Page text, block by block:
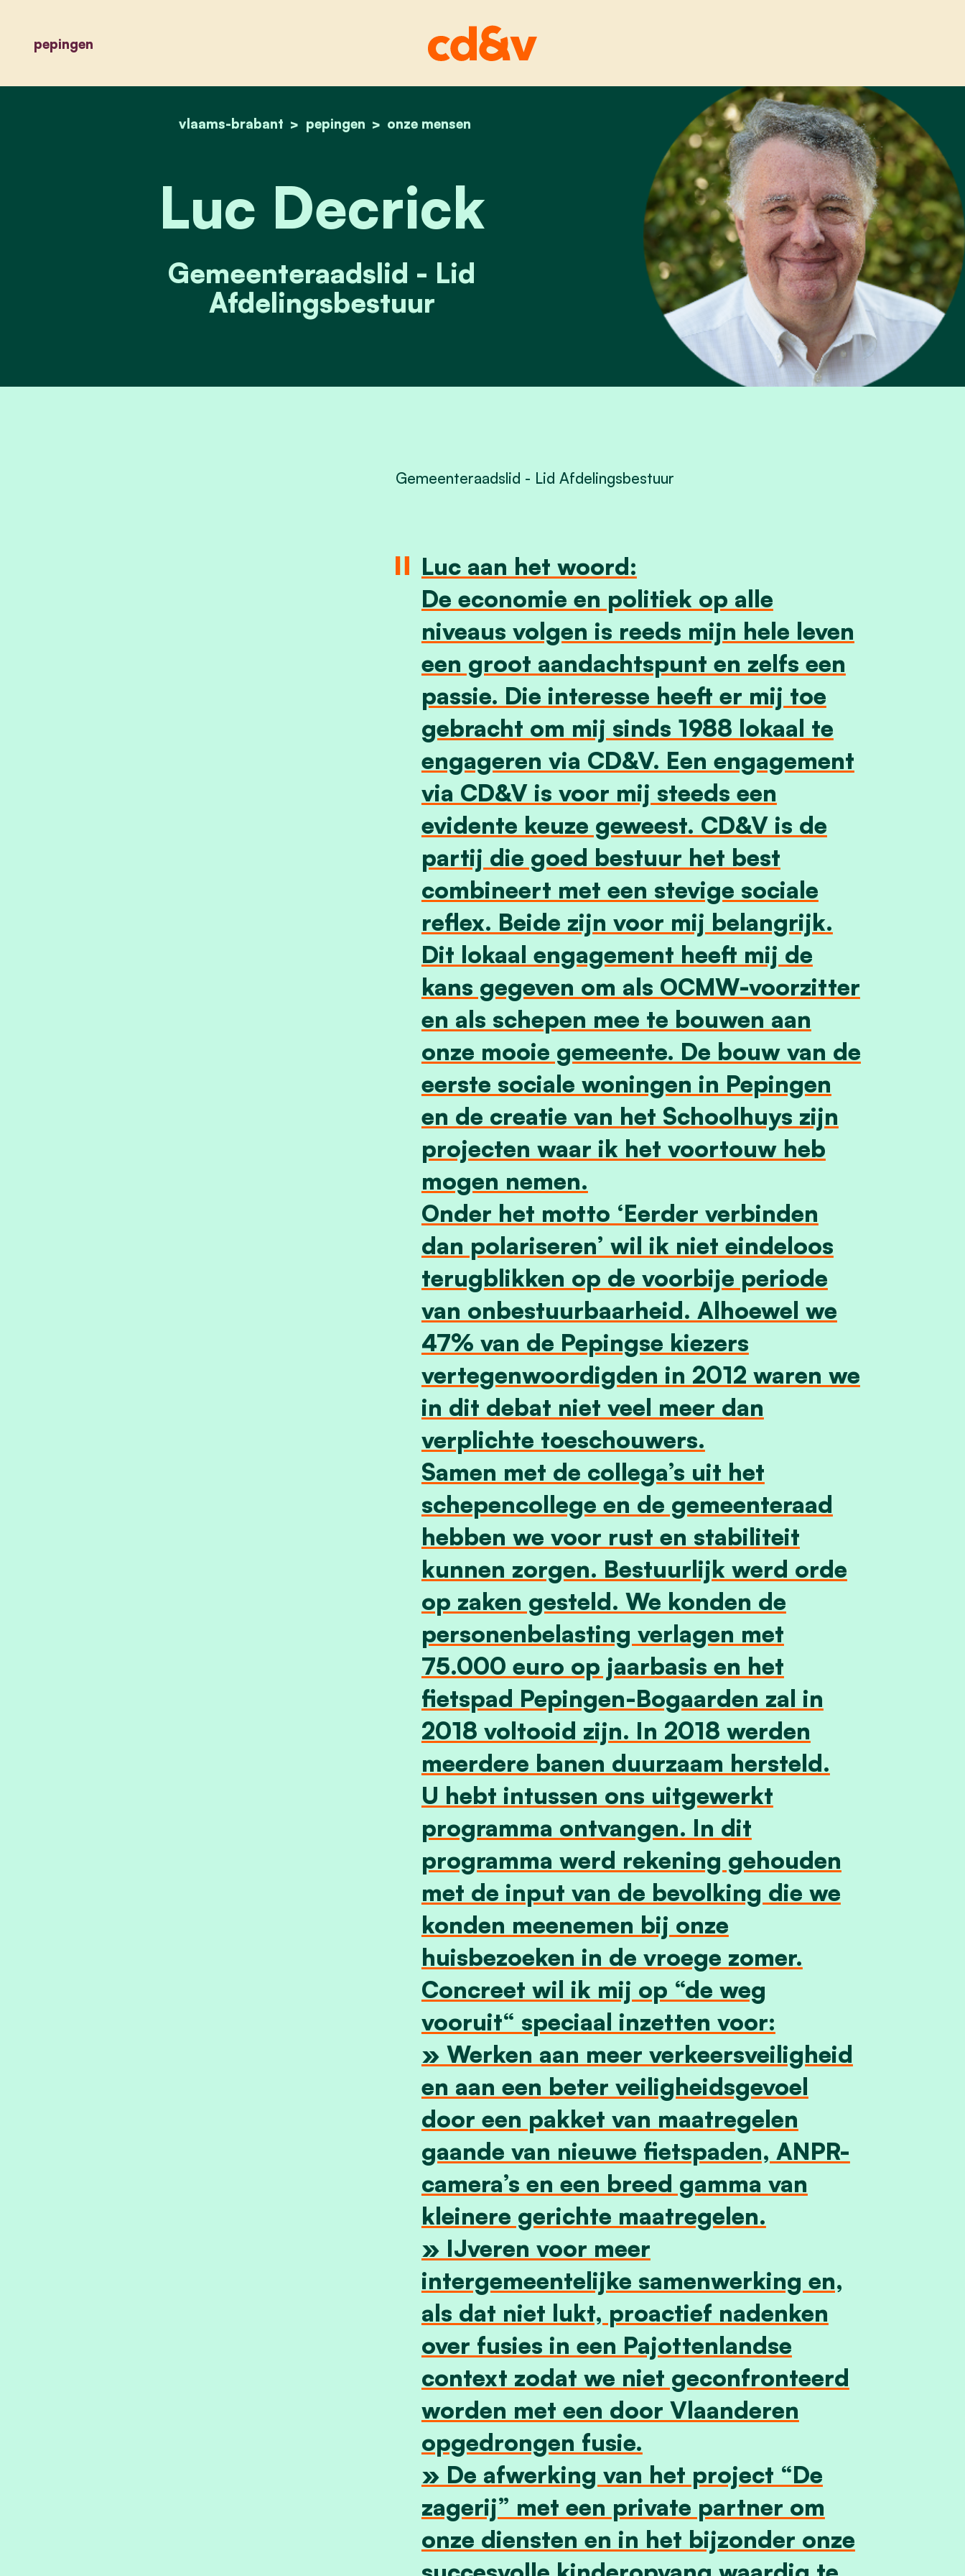
pepingen
home
vlaams-brabant pepingen onze mensen
luc decrick
Luc Decrick
Gemeenteraadslid - Lid
Afdelingsbestuur
Gemeenteraadslid - Lid Afdelingsbestuur
Luc aan het woord:
De economie en politiek op alle
niveaus volgen is reeds mijn hele leven
een groot aandachtspunt en zelfs een
passie. Die interesse heeft er mij toe
gebracht om mij sinds 1988 lokaal te
engageren via CD&V. Een engagement
via CD&V is voor mij steeds een
evidente keuze geweest. CD&V is de
partij die goed bestuur het best
combineert met een stevige sociale
reflex. Beide zijn voor mij belangrijk.
Dit lokaal engagement heeft mij de
kans gegeven om als OCMW-voorzitter
en als schepen mee te bouwen aan
onze mooie gemeente. De bouw van de
eerste sociale woningen in Pepingen
en de creatie van het Schoolhuys zijn
projecten waar ik het voortouw heb
mogen nemen.
Onder het motto ‘Eerder verbinden
dan polariseren’ wil ik niet eindeloos
terugblikken op de voorbije periode
van onbestuurbaarheid. Alhoewel we
47% van de Pepingse kiezers
vertegenwoordigden in 2012 waren we
in dit debat niet veel meer dan
verplichte toeschouwers.
Samen met de collega’s uit het
schepencollege en de gemeenteraad
hebben we voor rust en stabiliteit
kunnen zorgen. Bestuurlijk werd orde
op zaken gesteld. We konden de
personenbelasting verlagen met
75.000 euro op jaarbasis en het
fietspad Pepingen-Bogaarden zal in
2018 voltooid zijn. In 2018 werden
meerdere banen duurzaam hersteld.
U hebt intussen ons uitgewerkt
programma ontvangen. In dit
programma werd rekening gehouden
met de input van de bevolking die we
konden meenemen bij onze
huisbezoeken in de vroege zomer.
Concreet wil ik mij op “de weg
vooruit“ speciaal inzetten voor:
» Werken aan meer verkeersveiligheid
en aan een beter veiligheidsgevoel
door een pakket van maatregelen
gaande van nieuwe fietspaden, ANPR-
camera’s en een breed gamma van
kleinere gerichte maatregelen.
» IJveren voor meer
intergemeentelijke samenwerking en,
als dat niet lukt, proactief nadenken
over fusies in een Pajottenlandse
context zodat we niet geconfronteerd
worden met een door Vlaanderen
opgedrongen fusie.
» De afwerking van het project “De
zagerij” met een private partner om
onze diensten en in het bijzonder onze